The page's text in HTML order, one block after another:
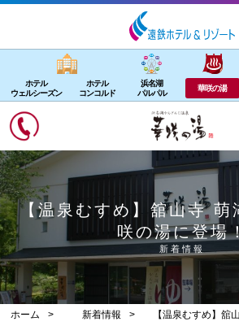
ホテル
ウェルシーズン
ホテル
コンコルド
浜名湖
パルパル
華咲の湯
【温泉むすめ】舘山寺 萌
咲の湯に登場
新着情報
ホーム 新着情報 【温泉むすめ】舘